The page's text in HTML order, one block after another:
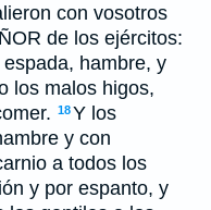
con vosotros
de los ejércitos:
hambre, y
los malos higos,
18Y los
y con
a todos los
y por espanto, y